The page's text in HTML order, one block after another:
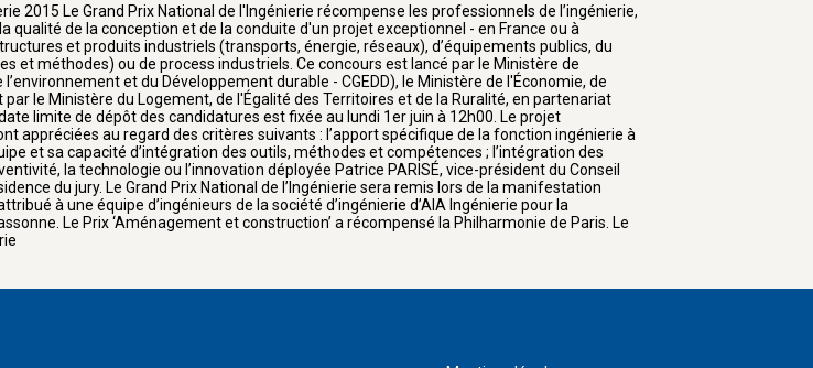
2015 Le Grand Prix National de l'Ingénierie récompense les professionnels de l’ingénierie,
qualité de la conception et de la conduite d'un projet exceptionnel - en France ou à
et produits industriels (transports, énergie, réseaux), d’équipements publics, du
et méthodes) ou de process industriels. Ce concours est lancé par le Ministère de
et du Développement durable - CGEDD), le Ministère de l'Économie, de
le Ministère du Logement, de l'Égalité des Territoires et de la Ruralité, en partenariat
limite de dépôt des candidatures est fixée au lundi 1er juin à 12h00. Le projet
appréciées au regard des critères suivants : l’apport spécifique de la fonction ingénierie à
et sa capacité d’intégration des outils, méthodes et compétences ; l’intégration des
la technologie ou l’innovation déployée Patrice PARISÉ, vice-président du Conseil
du jury. Le Grand Prix National de l’Ingénierie sera remis lors de la manifestation
à une équipe d’ingénieurs de la société d’ingénierie d’AIA Ingénierie pour la
Le Prix ‘Aménagement et construction’ a récompensé la Philharmonie de Paris. Le